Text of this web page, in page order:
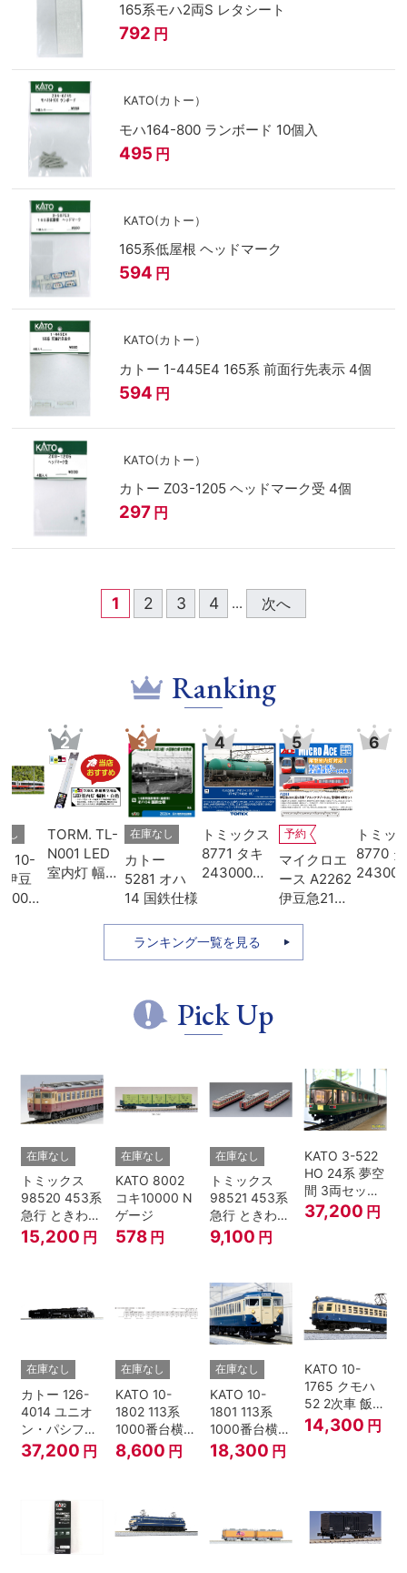
165系モハ2両S レタシート
792 円
KATO(カトー）
モハ164-800 ランボード 10個入
495 円
KATO(カトー）
165系低屋根 ヘッドマーク
594 円
KATO(カトー）
カトー 1-445E4 165系 前面行先表示 4個
594 円
KATO(カトー）
カトー Z03-1205 ヘッドマーク受 4個
297 円
1 2 3 4 ... 次へ
Ranking
在庫なし
カトー
5281 オハ
14 国鉄仕様
トミックス
8771 タキ
243000形
日本石油輸
5
マイクロエ
ース A2262
伊豆急2100
ルファ・リ
ゾート21 登
6
トミックス
8770 タキ
243000形
日本オイル
ターミナ
ル･青
7
TORM. TL-
N013 LED
室内灯 Kタ
イプ・白色
ランキング一覧を見る
Pick Up
在庫なし
トミックス
98520 453系
急行 ときわ
基本4両セッ
ト Nゲージ
15,200 円
在庫なし
KATO 8002
コキ10000 N
ゲージ
578 円
在庫なし
トミックス
98521 453系
急行 ときわ
増結3両セッ
ト Nゲージ
9,100 円
KATO 3-522
HO 24系 夢空
間 3両セット
HOゲージ
37,200 円
在庫なし
カトー 126-
4014 ユニオ
ン・パシフィ
ック鉄道 ビッ
グボーイ＃
37,200 円
在庫なし
KATO 10-
1802 113系
1000番台横須
賀・総武快速
線 増結4両セ
8,600 円
在庫なし
KATO 10-
1801 113系
1000番台横須
賀・総武快速
線 基本7両セ
18,300 円
KATO 10-
1765 クモハ
52 2次車 飯田
線 4両セット
Nゲージ
14,300 円